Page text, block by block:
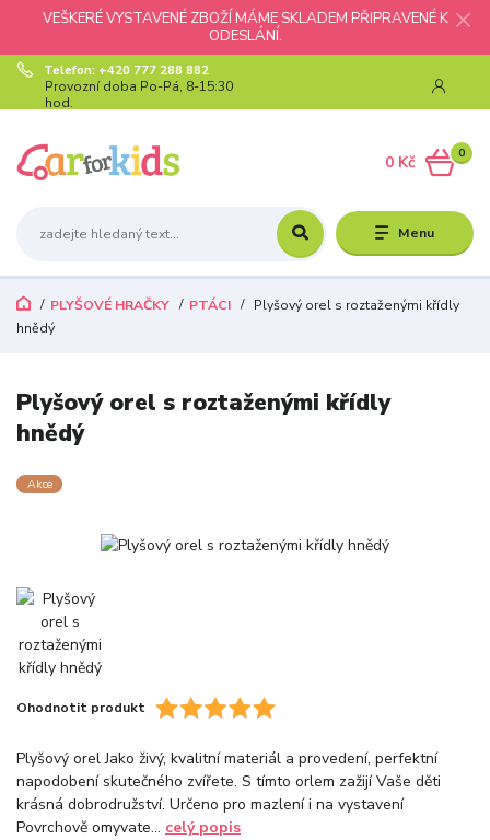
VEŠKERÉ VYSTAVENÉ ZBOŽÍ MÁME SKLADEM PŘIPRAVENÉ K
ODESLÁNÍ.
Menu
Telefon: +420 777 288 882
Provozní doba Po-Pá, 8-15:30
hod.
0
0 Kč
PLYŠOVÉ HRAČKY PTÁCI
Plyšový orel s roztaženými křídly
hnědý
Plyšový orel s roztaženými křídly
hnědý
Akce
Ohodnotit produkt
Plyšový orel Jako živý, kvalitní materiál a provedení, perfektní
napodobení skutečného zvířete. S tímto orlem zažijí Vaše děti
krásná dobrodružství. Určeno pro mazlení i na vystavení
Povrchově omyvate... celý popis